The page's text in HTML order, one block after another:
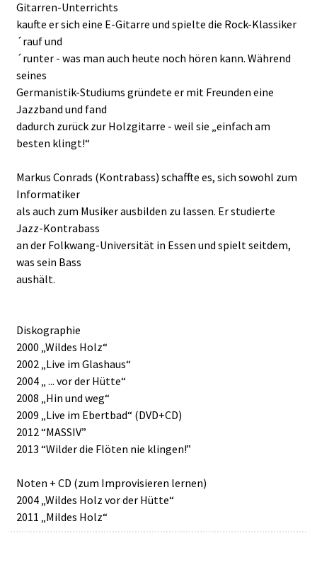
Gitarren-Unterrichts
kaufte er sich eine E-Gitarre und spielte die Rock-Klassiker
´rauf und
´runter - was man auch heute noch hören kann. Während
seines
Germanistik-Studiums gründete er mit Freunden eine
Jazzband und fand
dadurch zurück zur Holzgitarre - weil sie „einfach am
besten klingt!“
Markus Conrads (Kontrabass) schaffte es, sich sowohl zum
Informatiker
als auch zum Musiker ausbilden zu lassen. Er studierte
Jazz-Kontrabass
an der Folkwang-Universität in Essen und spielt seitdem,
was sein Bass
aushält.
Diskographie
2000 „Wildes Holz“
2002 „Live im Glashaus“
2004 „ ... vor der Hütte“
2008 „Hin und weg“
2009 „Live im Ebertbad“ (DVD+CD)
2012 “MASSIV”
2013 “Wilder die Flöten nie klingen!”
Noten + CD (zum Improvisieren lernen)
2004 „Wildes Holz vor der Hütte“
2011 „Mildes Holz“